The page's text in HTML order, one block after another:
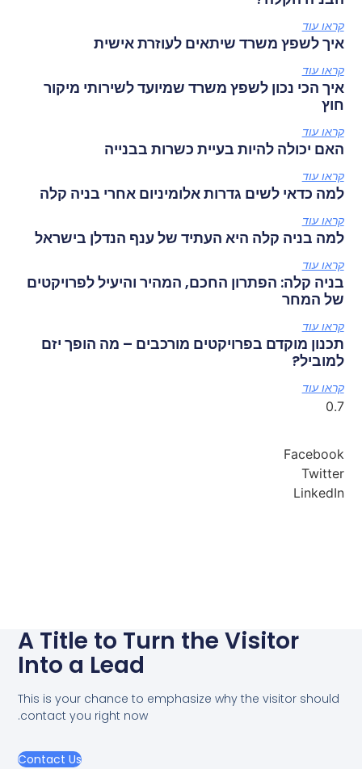
קראו עוד
איך לשפץ משרד שיתאים לעוזרת אישית
קראו עוד
איך הכי נכון לשפץ משרד שמיועד לשירותי מיקור
חוץ
קראו עוד
האם יכולה להיות בעיית כשרות בבנייה
קראו עוד
למה כדאי לשים גדרות אלומיניום אחרי בניה קלה
קראו עוד
למה בניה קלה היא העתיד של ענף הנדלן בישראל
קראו עוד
בניה קלה: הפתרון החכם, המהיר והיעיל לפרויקטים
של המחר
קראו עוד
תכנון מוקדם בפרויקטים מורכבים – מה הופך יזם
למוביל?
קראו עוד
Facebook
Twitter
LinkedIn
A Title to Turn the Visitor
Into a Lead
This is your chance to emphasize why the visitor should
contact you right now.
Contact Us